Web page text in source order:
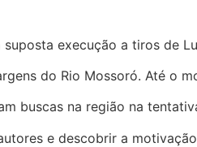
execução a tiros de
do Rio Mossoró. Até o
buscas na região na
e descobrir a